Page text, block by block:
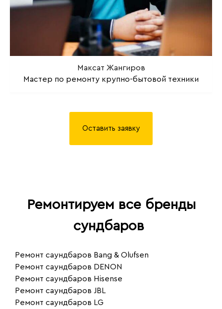
Максат Жангиров
Мастер по ремонту крупно-бытовой техники
Оставить заявку
Ремонтируем все бренды
сундбаров
Ремонт саундбаров Bang & Olufsen
Ремонт саундбаров DENON
Ремонт саундбаров Hisense
Ремонт саундбаров JBL
Ремонт саундбаров LG